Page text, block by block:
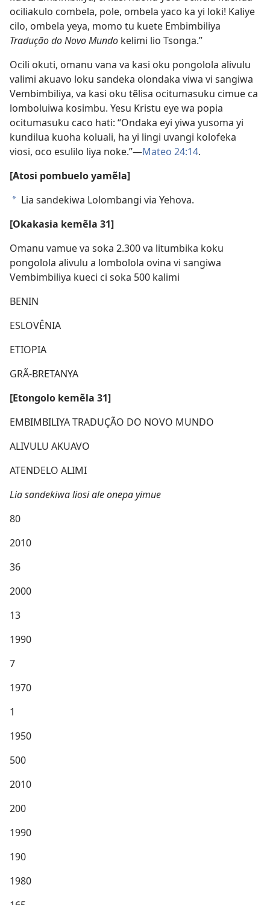
ociliakulo combela, pole, ombela yaco ka yi loki! Kaliye
cilo, ombela yeya, momo tu kuete Embimbiliya
Tradução do Novo Mundo kelimi lio Tsonga.”
Ocili okuti, omanu vana va kasi oku pongolola alivulu
valimi akuavo loku sandeka olondaka viwa vi sangiwa
Vembimbiliya, va kasi oku tẽlisa ocitumasuku cimue ca
lomboluiwa kosimbu. Yesu Kristu eye wa popia
ocitumasuku caco hati: “Ondaka eyi yiwa yusoma yi
kundilua kuoha koluali, ha yi lingi uvangi kolofeka
viosi, oco esulilo liya noke.”—Mateo 24:14.
[Atosi pombuelo yamẽla]
a Lia sandekiwa Lolombangi via Yehova.
[Okakasia kemẽla 31]
Omanu vamue va soka 2.300 va litumbika koku
pongolola alivulu a lombolola ovina vi sangiwa
Vembimbiliya kueci ci soka 500 kalimi
BENIN
ESLOVÊNIA
ETIOPIA
GRÃ-BRETANYA
[Etongolo kemẽla 31]
EMBIMBILIYA TRADUÇÃO DO NOVO MUNDO
ALIVULU AKUAVO
ATENDELO ALIMI
Lia sandekiwa liosi ale onepa yimue
80
2010
36
2000
13
1990
7
1970
1
1950
500
2010
200
1990
190
1980